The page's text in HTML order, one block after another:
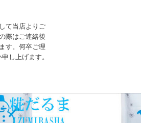
て当店よりご
際はご連絡後
す。何卒ご理
し上げます。